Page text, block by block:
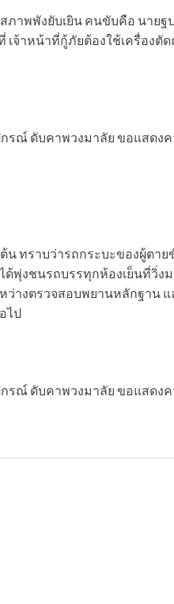
ภาพพังยับเยิน คนขับคือ นาย
เจ้าหน้าที่กู้ภัยต้องใช้เครื่องตั
น ทราบว่ารถกระบะของผู้ตา
ได้พุ่งชนรถบรรทุกห้องเย็นที่วิ่
ว่างตรวจสอบพยานหลักฐาน
ไป